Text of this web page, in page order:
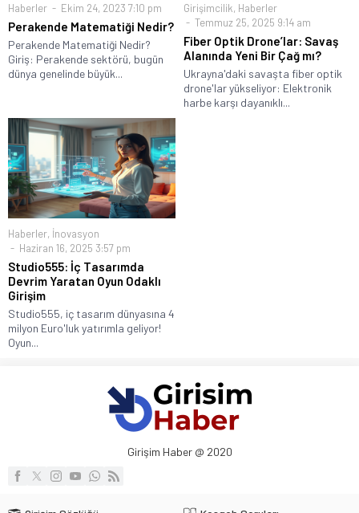
Haberler Ekim 24, 2023 7:10 pm
Perakende Matematiği Nedir?
Perakende Matematiği Nedir?
Giriş: Perakende sektörü, bugün
dünya genelinde büyük...
Girişimcilik, Haberler
Temmuz 25, 2025 9:14 am
Fiber Optik Drone’lar: Savaş
Alanında Yeni Bir Çağ mı?
Ukrayna'daki savaşta fiber optik
drone'lar yükseliyor: Elektronik
harbe karşı dayanıklı...
Haberler, İnovasyon
Haziran 16, 2025 3:57 pm
Studio555: İç Tasarımda
Devrim Yaratan Oyun Odaklı
Girişim
Studio555, iç tasarım dünyasına 4
milyon Euro'luk yatırımla geliyor!
Oyun...
Girişim Haber @ 2020